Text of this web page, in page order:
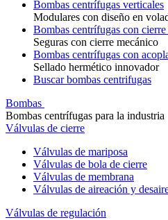
Bombas centrífugas verticales
Modulares con diseño en
Bombas centrífugas con
Seguras con cierre mecánico
Bombas centrífugas con
Sellado hermético innovador
Buscar bombas centrifugas
Bombas
Bombas centrífugas para la industria
Válvulas de cierre
Válvulas de mariposa
Válvulas de bola de cierre
Válvulas de membrana
Válvulas de aireación y
Válvulas de regulación